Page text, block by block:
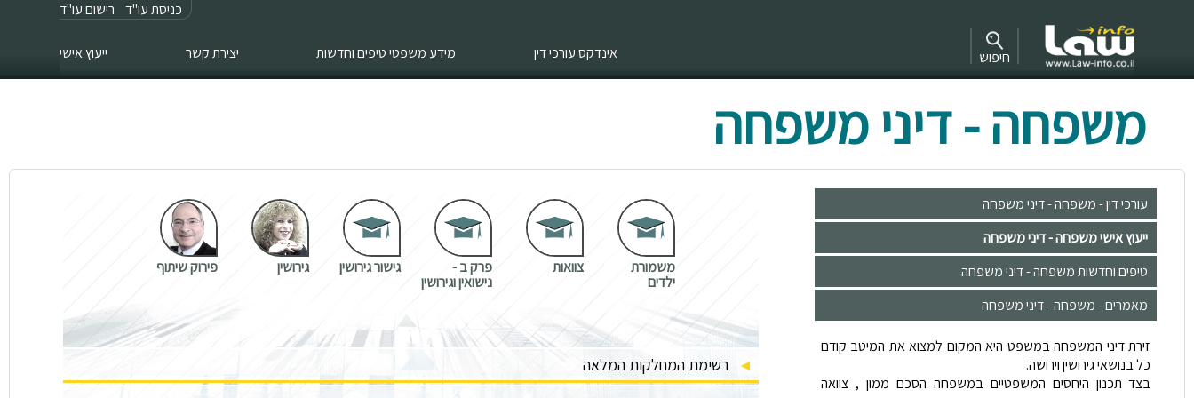
כניסת עו"ד רישום עו"ד
אינדקס עורכי דין מידע משפטי טיפים וחדשות יצירת קשר ייעוץ אישי חיפוש
משפחה - דיני משפחה
עורכי דין - משפחה - דיני משפחה
ייעוץ אישי משפחה - דיני משפחה
טיפים וחדשות משפחה - דיני משפחה
מאמרים - משפחה - דיני משפחה
זירת דיני המשפחה במשפט היא המקום למצוא את המיטב קודם
כל בנושאי גירושין וירושה.
בצד תכנון היחסים המשפטיים במשפחה הסכם ממון , צוואה
משמורת
ילדים
צוואות
פרק ב -
נישואין וגירושין
גישור גירושין גירושין פירוק שיתוף